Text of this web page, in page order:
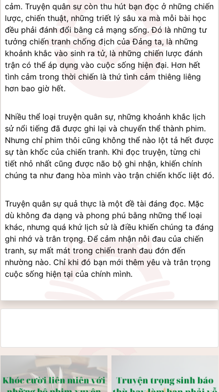
cảm. Truyện quân sự còn thu hút bạn đọc ở những chiến
lược, chiến thuật, những triết lý sâu xa mà mỗi bài học
đều phải đánh đổi bằng cả mạng sống. Đó là những tư
tưởng chiến tranh chống địch của Đảng ta, là những
khoảnh khắc vào sinh ra tử, là những chiến lược đánh
trận có thể áp dụng vào cuộc sống hiện đại. Hơn hết
tình cảm trong thời chiến là thứ tình cảm thiêng liêng
hơn bao giờ hết.
Nhiều thể loại truyện quân sự, những khoảnh khắc lịch
sử nổi tiếng đã được ghi lại và chuyển thể thành phim.
Nhưng chỉ phim thôi cũng không thể nào lột tả hết được
sự tàn khốc của chiến tranh. Khi đọc truyện, từng chi
tiết nhỏ nhất cũng được não bộ ghi nhận, khiến chính
chúng ta như đang hòa mình vào trận chiến khốc liệt đó.
Truyện quân sự quả thực là một đề tài đáng đọc. Mặc
dù không đa dạng và phong phú bằng những thể loại
khác, nhưng quá khứ lịch sử là điều khiến chúng ta đáng
ghi nhớ và trân trọng. Để cảm nhận nỗi đau của chiến
tranh, sự mất mát trong chiến tranh đau đớn đến
nhường nào. Chỉ khi đó bạn mới thêm yêu và trân trọng
cuộc sống hiện tại của chính mình.